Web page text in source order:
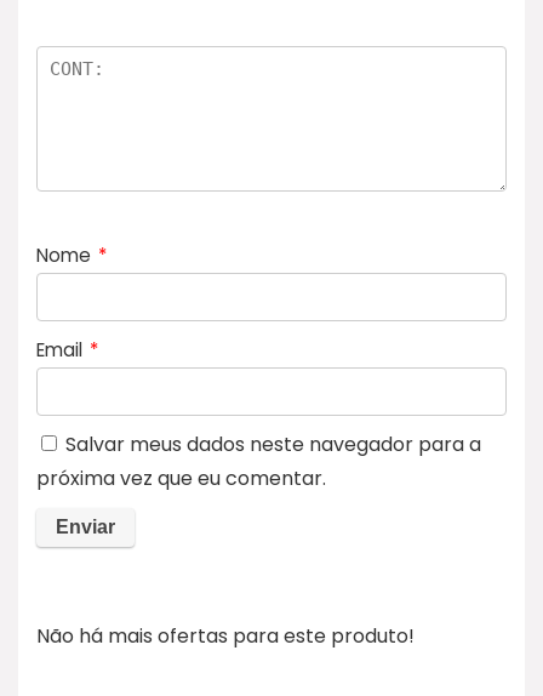
Nome *
Email *
Salvar meus dados neste navegador para a
próxima vez que eu comentar.
Não há mais ofertas para este produto!